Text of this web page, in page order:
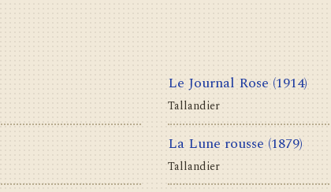
Le Journal Rose (1914)
Tallandier
La Lune rousse (1879)
Tallandier